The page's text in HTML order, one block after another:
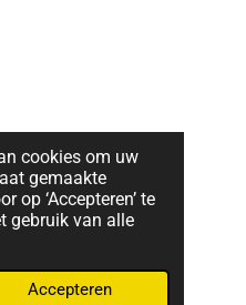
cookies om uw
gemaakte
op ‘Accepteren’ te
gebruik van alle
Accepteren